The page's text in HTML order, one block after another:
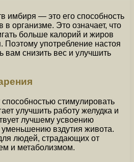
имбиря — это его способность
организме. Это означает, что
больше калорий и жиров
Поэтому употребление настоя
вам снизить вес и улучшить
стимулировать
улучшить работу желудка и
лучшему усвоению
вздутия живота.
людей, страдающих от
и метаболизмом.